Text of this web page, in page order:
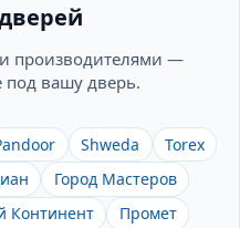
производителями —
вашу дверь.
Shweda
Torex
Город Мастеров
Континент
Промет